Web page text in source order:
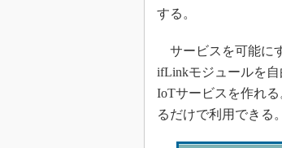
する。
サービスを可能に
ifLinkモジュールを
IoTサービスを作れ
るだけで利用できる。